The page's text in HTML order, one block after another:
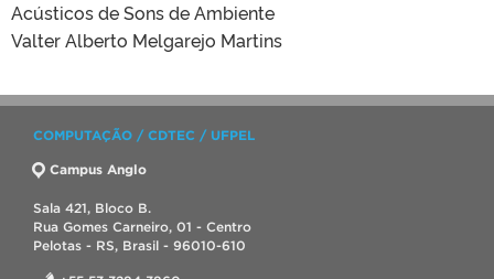
Acústicos de Sons de Ambiente
Valter Alberto Melgarejo Martins
COMPUTAÇÃO / CDTEC / UFPEL
Campus Anglo
Sala 421, Bloco B.
Rua Gomes Carneiro, 01 - Centro
Pelotas - RS, Brasil - 96010-610